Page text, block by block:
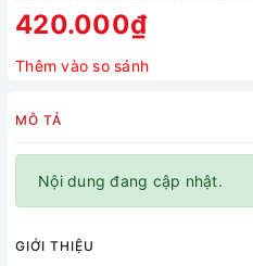
420.000₫
Thêm vào so sánh
MÔ TẢ
Nội dung đang cập nhật.
GIỚI THIỆU